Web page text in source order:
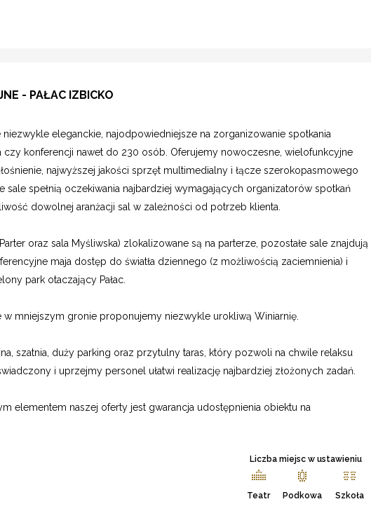
- PAŁAC IZBICKO
niezwykle eleganckie, najodpowiedniejsze na zorganizowanie spotkania
czy konferencji nawet do 230 osób. Oferujemy nowoczesne, wielofunkcyjne
najwyższej jakości sprzęt multimedialny i łącze szerokopasmowego
sale spełnią oczekiwania najbardziej wymagających organizatorów spotkań
dowolnej aranżacji sal w zależności od potrzeb klienta.
oraz sala Myśliwska) zlokalizowane są na parterze, pozostałe sale znajdują
maja dostęp do światła dziennego (z możliwością zaciemnienia) i
park otaczający Pałac.
w mniejszym gronie proponujemy niezwykle urokliwą Winiarnię.
szatnia, duży parking oraz przytulny taras, który pozwoli na chwile relaksu
i uprzejmy personel ułatwi realizację najbardziej złożonych zadań.
elementem naszej oferty jest gwarancja udostępnienia obiektu na
Liczba miejsc w ustawieniu
Teatr Podkowa Szkoła